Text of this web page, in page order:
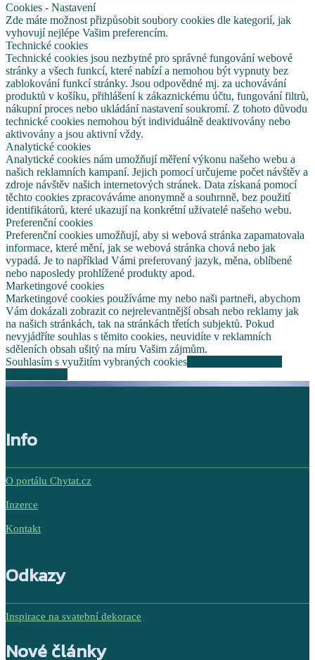
Cookies - Nastavení
Zde máte možnost přizpůsobit soubory cookies dle kategorií, jak
vyhovují nejlépe Vašim preferencím.
Technické cookies
Technické cookies jsou nezbytné pro správné fungování webové
stránky a všech funkcí, které nabízí a nemohou být vypnuty bez
zablokování funkcí stránky. Jsou odpovědné mj. za uchovávání
produktů v košíku, přihlášení k zákaznickému účtu, fungování filtrů,
nákupní proces nebo ukládání nastavení soukromí. Z tohoto důvodu
technické cookies nemohou být individuálně deaktivovány nebo
aktivovány a jsou aktivní vždy.
Analytické cookies
Analytické cookies nám umožňují měření výkonu našeho webu a
našich reklamních kampaní. Jejich pomocí určujeme počet návštěv a
zdroje návštěv našich internetových stránek. Data získaná pomocí
těchto cookies zpracováváme anonymně a souhrnně, bez použití
identifikátorů, které ukazují na konkrétní uživatelé našeho webu.
Preferenční cookies
Preferenční cookies umožňují, aby si webová stránka zapamatovala
informace, které mění, jak se webová stránka chová nebo jak
vypadá. Je to například Vámi preferovaný jazyk, měna, oblíbené
nebo naposledy prohlížené produkty apod.
Marketingové cookies
Marketingové cookies používáme my nebo naši partneři, abychom
Vám dokázali zobrazit co nejrelevantnější obsah nebo reklamy jak
na našich stránkách, tak na stránkách třetích subjektů. Pokud
nevyjádříte souhlas s těmito cookies, neuvidíte v reklamních
sděleních obsah ušitý na míru Vašim zájmům.
Souhlasím s využitím vybraných cookies
Info
O portálu Chytat.cz
Inzerce
Kontakt
Odkazy
Inspirace na svatební dekorace
Nové články